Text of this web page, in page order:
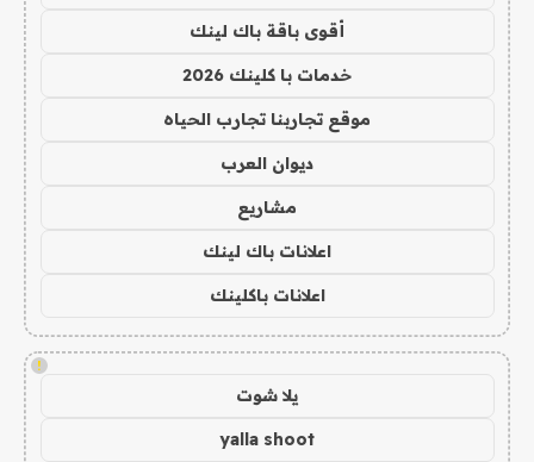
أقوى باقة باك لينك
خدمات با كلينك 2026
موقع تجاربنا تجارب الحياه
ديوان العرب
مشاريع
اعلانات باك لينك
اعلانات باكلينك
!
يلا شوت
yalla shoot